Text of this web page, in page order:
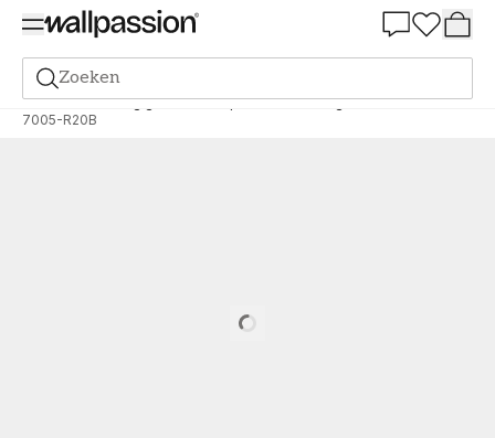
Zoeken
Verf Bestelling gebaseerd op NCS Bestelling door NCS
7005-R20B